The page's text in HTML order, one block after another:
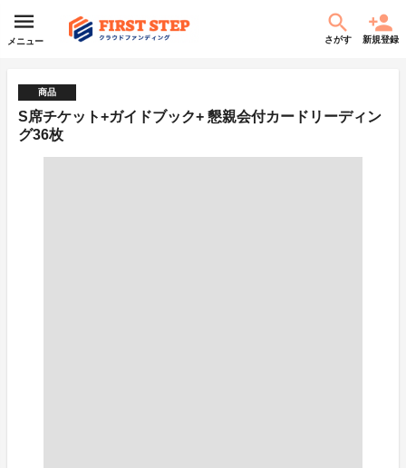
メニュー さがす 新規登録
商品
S席チケット+ガイドブック+ 懇親会付カードリーディン
グ36枚